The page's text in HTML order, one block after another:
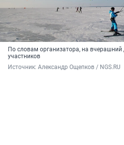
По словам организатора, на вчерашний
участников
Источник: Александр Ощепков / NGS.RU